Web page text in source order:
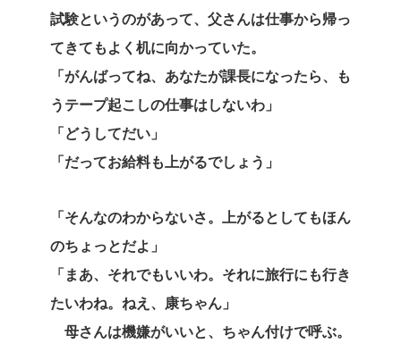
試験というのがあって、父さんは仕事から帰っ
てきてもよく机に向かっていた。
「がんばってね、あなたが課長になったら、も
うテープ起こしの仕事はしないわ」
「どうしてだい」
「だってお給料も上がるでしょう」
「そんなのわからないさ。上がるとしてもほん
のちょっとだよ」
「まあ、それでもいいわ。それに旅行にも行き
たいわね。ねえ、康ちゃん」
母さんは機嫌がいいと、ちゃん付けで呼ぶ。